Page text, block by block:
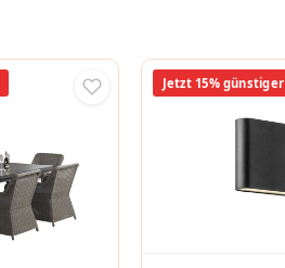
Jetzt 15% günstiger